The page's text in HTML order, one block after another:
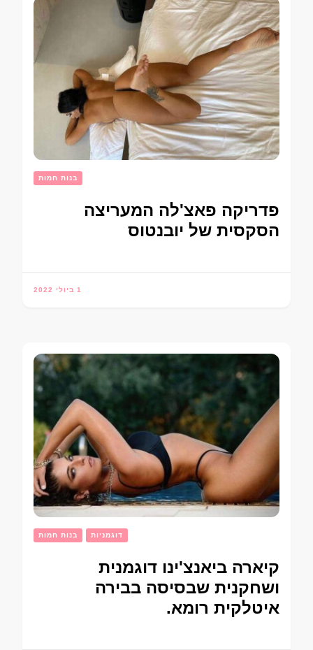
בנות חמות
פדריקה פאצ'לה המעריצה
הסקסית של יובנטוס
1 ביולי 2022
בנות חמות דוגמניות
קיארה ביאנצ'ינו דוגמנית
ושחקנית שבסיסה בבירה
איטלקית רומא.